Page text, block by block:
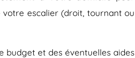
escalier (droit, tournant ou
budget et des éventuelles aides